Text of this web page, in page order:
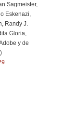
Sagmeister,
Eskenazi,
Randy J.
Gloria,
y de